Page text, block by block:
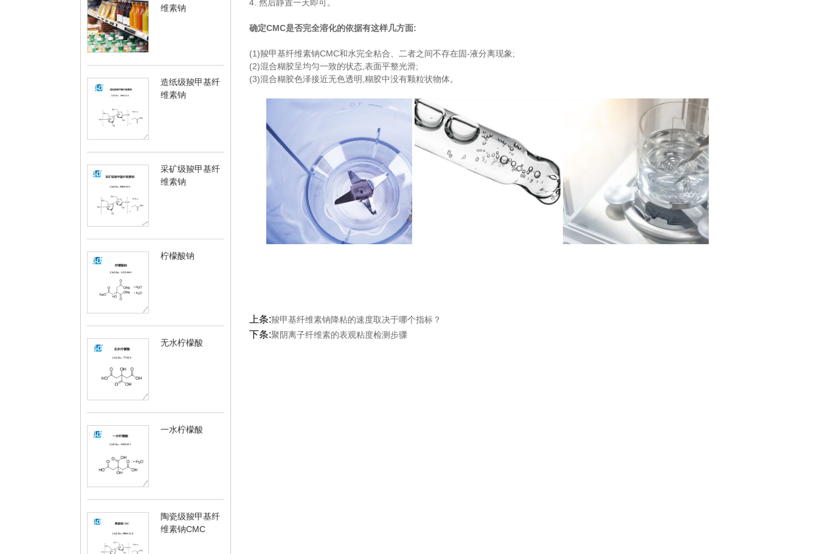
维素钠
造纸级羧甲基纤
维素钠
采矿级羧甲基纤
维素钠
柠檬酸钠
无水柠檬酸
一水柠檬酸
陶瓷级羧甲基纤
维素钠CMC
4. 然后静置一天即可。
确定CMC是否完全溶化的依据有这样几方面:
(1)羧甲基纤维素钠CMC和水完全粘合、二者之间不存在固-液分离现象;
(2)混合糊胶呈均匀一致的状态,表面平整光滑;
(3)混合糊胶色泽接近无色透明,糊胶中没有颗粒状物体。
上条:羧甲基纤维素钠降粘的速度取决于哪个指标？
下条:聚阴离子纤维素的表观粘度检测步骤